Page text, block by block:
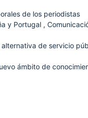
de los periodistas
y Portugal ,
de servicio
ámbito de